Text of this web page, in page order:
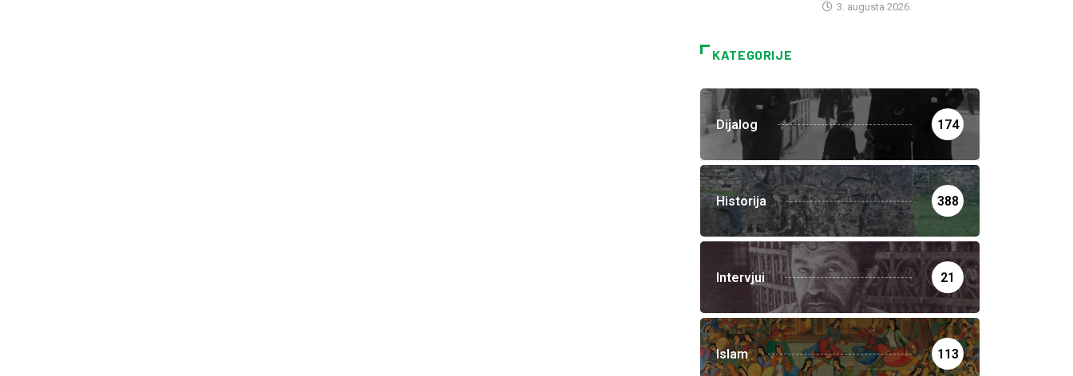
3. augusta 2026.
KATEGORIJE
Dijalog 174
Historija 388
Intervjui 21
Islam 113